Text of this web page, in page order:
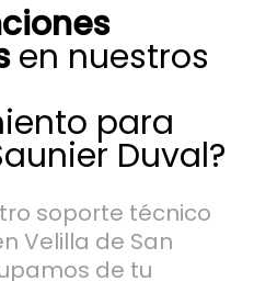
en nuestros
para
Duval?
soporte técnico
Velilla de San
de tu